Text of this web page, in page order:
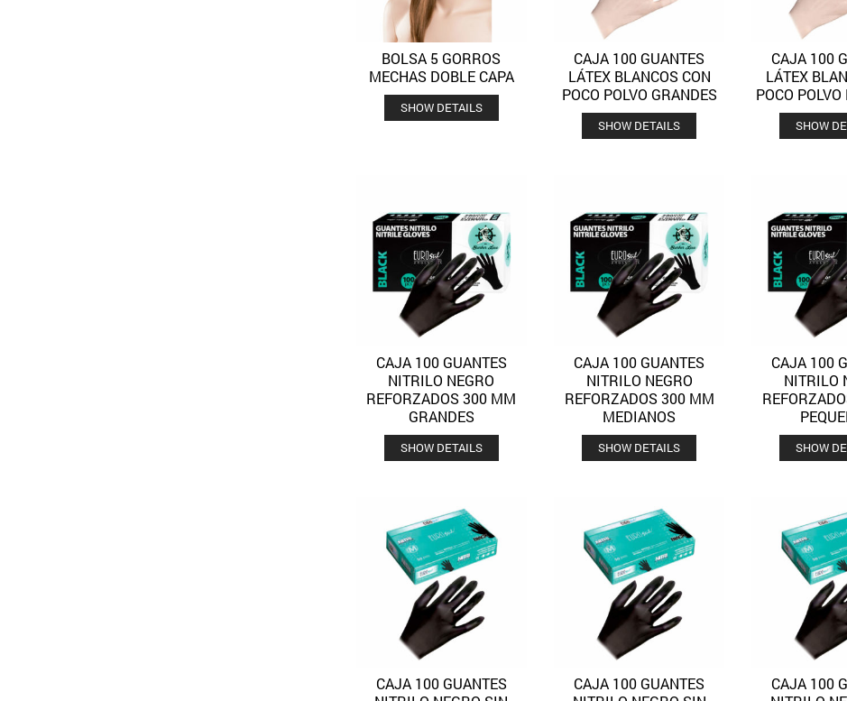
Añadir a la lista de deseos Quick View
BOLSA 5 GORROS
MECHAS DOBLE CAPA
SHOW DETAILS
Añadir a la lista de deseos Quick View
CAJA 100 GUANTES
LÁTEX BLANCOS CON
POCO POLVO GRANDES
SHOW DETAILS
Añadir a la lista de deseos
CAJA 100
LÁTEX
POCO
SHOW
Añadir a la lista de deseos Quick View
CAJA 100 GUANTES
NITRILO NEGRO
REFORZADOS 300 MM
GRANDES
SHOW DETAILS
Añadir a la lista de deseos Quick View
CAJA 100 GUANTES
NITRILO NEGRO
REFORZADOS 300 MM
MEDIANOS
SHOW DETAILS
Añadir a la lista de deseos
CAJA 100
NITRILO
SHOW
Añadir a la lista de deseos Quick View
CAJA 100 GUANTES
Añadir a la lista de deseos Quick View
CAJA 100 GUANTES
Añadir a la lista de deseos
CAJA 100